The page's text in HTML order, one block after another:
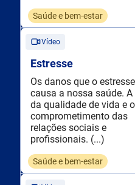
Saúde e bem-estar
Vídeo
Estresse
Os danos que o estresse
causa a nossa saúde. A
da qualidade de vida e o
comprometimento das
relações sociais e
profissionais. (...)
Saúde e bem-estar